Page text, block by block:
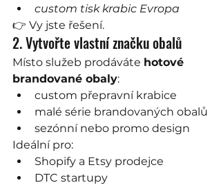
custom tisk krabic Evropa
👉 Vy jste řešení.
2. Vytvořte vlastní značku obalů
Místo služeb prodáváte hotové
brandované obaly:
custom přepravní krabice
malé série brandovaných obalů
sezónní nebo promo design
Ideální pro:
Shopify a Etsy prodejce
DTC startupy